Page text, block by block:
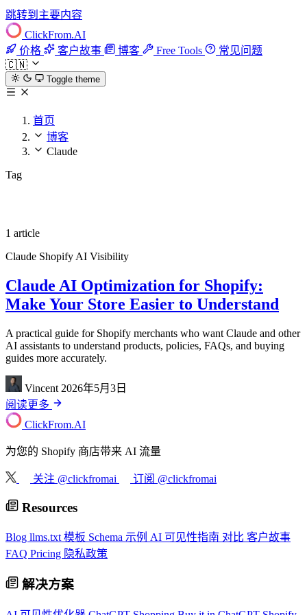
跳转到主要内容
ClickFrom.AI
价格
客户故事 博客 Free Tools
常见问题
🇨🇳
Toggle theme
首页
博客
Claude
Tag
1 article
Claude Shopify AI Visibility
Claude AI Optimization for Shopify:
Make Your Store Easier to Understand
A practical guide for Shopify merchants who want Claude and other
AI assistants to understand products, policies, FAQs, and buying
guides more accurately.
Vincent 2026年5月3日
阅读更多
ClickFrom.AI
为您的 Shopify 商店带来 AI 流量
关注 @clickfromai 订阅 @clickfromai
Resources
Blog llms.txt 模板 Schema 示例 AI 可见性指南 对比 客户故事
FAQ Pricing 隐私政策
解决方案